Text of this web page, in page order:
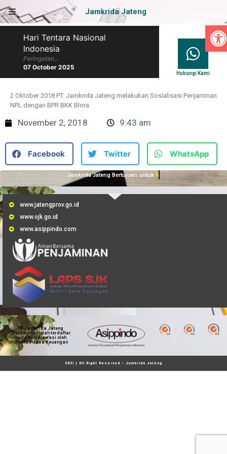
Jamkrida Jateng
Hari Tentara Nasional
Indonesia
Peringatan...
07 October 2025
Hari Batik Nasional
Hubungi Kami
2 Oktober 2018 PT. Jamkrida Jateng melakukan Sosialisasi Penjaminan
NPL dengan BPR BKK Blora
November 2, 2018 9:43 am
Facebook Twitter WhatsApp
Jamkrida Jateng Bertujuan untuk Membantu UMKM
www.jatengprov.go.id
www.ojk.go.id
www.asippindo.com
PT Jamkrida Jateng
(Perseroda) telah terdaftar
pada dan diawasi oleh
Otoritas Jasa Keuangan
2021 | All Right Reserved - Jamkrida Jateng